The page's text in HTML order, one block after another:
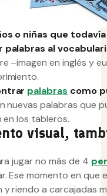
o niñas que
palabras al
–imagen en inglés y
palabras como
nuevas palabras que
los tableros.
visual,
jugar no más de 4
Ese momento en
y riendo a carcajadas